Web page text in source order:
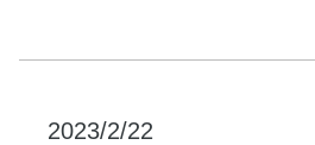
2023/2/22